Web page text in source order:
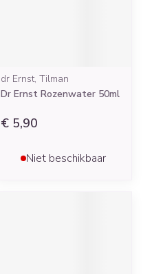
dr Ernst, Tilman
Dr Ernst Rozenwater 50ml
€ 5,90
Niet beschikbaar